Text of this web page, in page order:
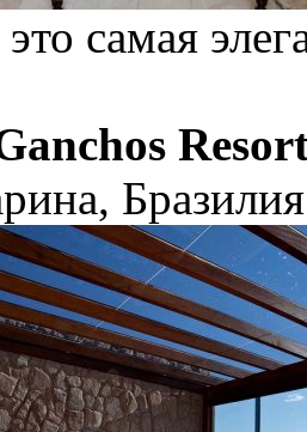
самая
Бразилия